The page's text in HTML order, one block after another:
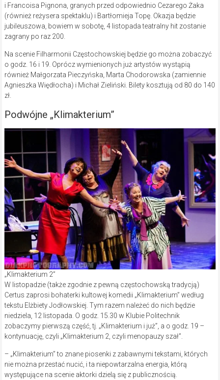
i Francoisa Pignona, granych przed odpowiednio Cezarego Żaka
(również reżysera spektaklu) i Bartłomieja Topę. Okazja będzie
jubileuszowa, bowiem w sobotę, 4 listopada teatralny hit zostanie
zagrany po raz 200.
Na scenie Filharmonii Częstochowskiej będzie go można zobaczyć
o godz. 16 i 19. Oprócz wymienionych już artystów wystąpią
również Małgorzata Pieczyńska, Marta Chodorowska (zamiennie
Agnieszka Więdłocha) i Michał Zieliński. Bilety kosztują od 80 do 140
zł.
Podwójne „Klimakterium”
„Klimakterium 2”
W listopadzie (także zgodnie z pewną częstochowską tradycją)
Certus zaprosi bohaterki kultowej komedii „Klimakterium” według
tekstu Elżbiety Jodłowskiej. Tym razem należeć do nich będzie
niedziela, 12 listopada. O godz. 15.30 w Klubie Politechnik
zobaczymy pierwszą część, tj. „Klimakterium i już”, a o godz. 19 –
kontynuację, czyli „Klimakterium 2, czyli menopauzy szał”.
– „Klimakterium” to znane piosenki z zabawnymi tekstami, których
nie można przestać nucić, i ta niepowtarzalna energia, którą
występujące na scenie aktorki dzielą się z publicznością.